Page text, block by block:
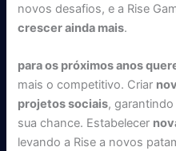
novos desafios, e a Rise
crescer ainda mais.
para os próximos anos
mais o competitivo. Criar
projetos sociais,
sua chance. Estabelecer
levando a Rise a novos